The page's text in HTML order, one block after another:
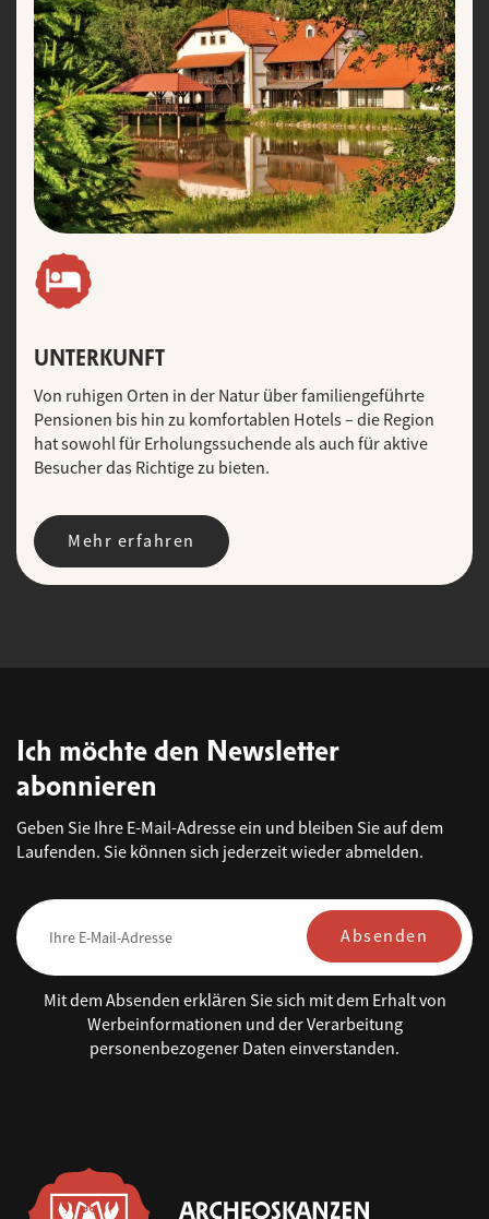
UNTERKUNFT
Von ruhigen Orten in der Natur über familiengeführte
Pensionen bis hin zu komfortablen Hotels – die Region
hat sowohl für Erholungssuchende als auch für aktive
Besucher das Richtige zu bieten.
Mehr erfahren
Ich möchte den Newsletter
abonnieren
Geben Sie Ihre E-Mail-Adresse ein und bleiben Sie auf dem
Laufenden. Sie können sich jederzeit wieder abmelden.
Absenden
Mit dem Absenden erklären Sie sich mit dem Erhalt von
Werbeinformationen und der Verarbeitung
personenbezogener Daten einverstanden.